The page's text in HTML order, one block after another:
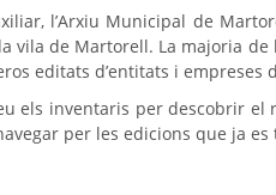
l’Arxiu Municipal de
vila de Martorell. La majoria
editats d’entitats i empreses
els inventaris per descobrir
per les edicions que ja